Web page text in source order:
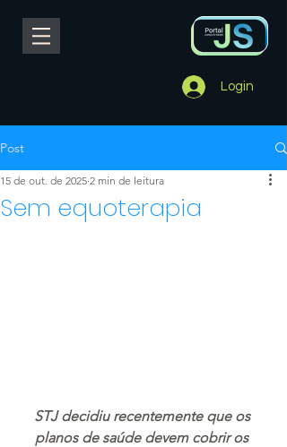
Login
Post
Sem equoterapia
15 de out. de 2025 2 min de leitura
STJ decidiu recentemente que os
planos de saúde devem cobrir os